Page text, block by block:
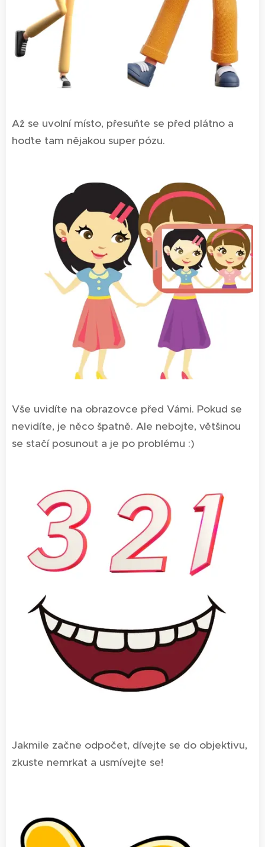
Až se uvolní místo, přesuňte se před plátno a
hoďte tam nějakou super pózu.
Vše uvidíte na obrazovce před Vámi. Pokud se
nevidíte, je něco špatně. Ale nebojte, většinou
se stačí posunout a je po problému :)
Jakmile začne odpočet, dívejte se do objektivu,
zkuste nemrkat a usmívejte se!